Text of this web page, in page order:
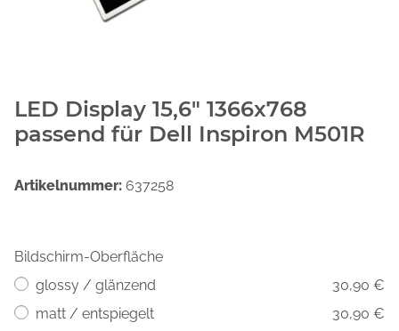
LED Display 15,6" 1366x768
passend für Dell Inspiron M501R
Artikelnummer: 637258
Bildschirm-Oberfläche
glossy / glänzend
30,90 €
matt / entspiegelt
30,90 €